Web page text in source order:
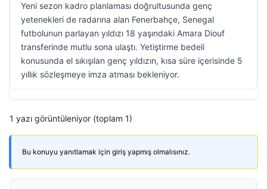
Yeni sezon kadro planlaması doğrultusunda genç
yetenekleri de radarına alan Fenerbahçe, Senegal
futbolunun parlayan yıldızı 18 yaşındaki Amara Diouf
transferinde mutlu sona ulaştı. Yetiştirme bedeli
konusunda el sıkışılan genç yıldızın, kısa süre içerisinde 5
yıllık sözleşmeye imza atması bekleniyor.
1 yazı görüntüleniyor (toplam 1)
Bu konuyu yanıtlamak için giriş yapmış olmalısınız.